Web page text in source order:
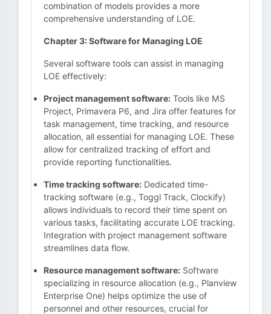
combination of models provides a more
comprehensive understanding of LOE.
Chapter 3: Software for Managing LOE
Several software tools can assist in managing
LOE effectively:
Project management software: Tools like MS
Project, Primavera P6, and Jira offer features for
task management, time tracking, and resource
allocation, all essential for managing LOE. These
allow for centralized tracking of effort and
provide reporting functionalities.
Time tracking software: Dedicated time-
tracking software (e.g., Toggl Track, Clockify)
allows individuals to record their time spent on
various tasks, facilitating accurate LOE tracking.
Integration with project management software
streamlines data flow.
Resource management software: Software
specializing in resource allocation (e.g., Planview
Enterprise One) helps optimize the use of
personnel and other resources, crucial for